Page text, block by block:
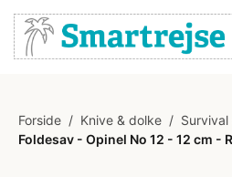
Forside / Knive & dolke /
Foldesav - Opinel No 12 - 12 cm -